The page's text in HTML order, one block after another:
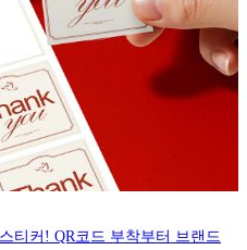
티커! QR코드 부착부터 브랜드